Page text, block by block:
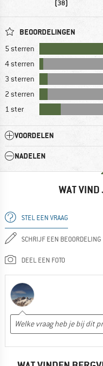
(38)
BEOORDELINGEN
5 sterren
4 sterren
3 sterren
2 sterren
1 ster
VOORDELEN
NADELEN
WAT VIND
STEL EEN VRAAG
SCHRIJF EEN BEOORDELING
DEEL EEN FOTO